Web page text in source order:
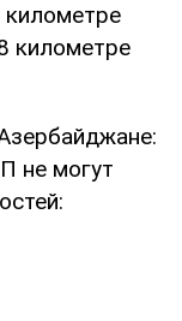
километре
не могут